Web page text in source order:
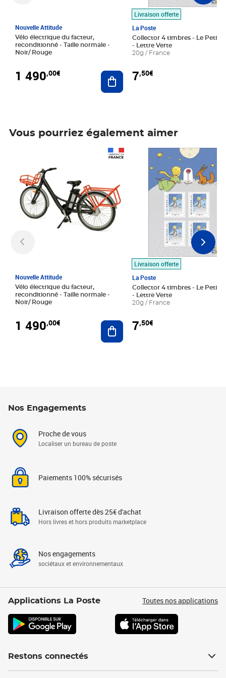
Nouvelle Attitude
Vélo électrique du facteur,
reconditionné - Taille normale -
Noir/ Rouge
1 490,00€ Ajouter au panier
Livraison offerte
La Poste
Collector 4 timbres - Le Petit
- Lettre Verte
20g / France
7,50€
Vous pourriez également aimer
Nouvelle Attitude
Vélo électrique du facteur,
reconditionné - Taille normale -
Noir/ Rouge
1 490,00€ Ajouter au panier
Livraison offerte
La Poste
Collector 4 timbres - Le Petit
- Lettre Verte
20g / France
7,50€
Prix 7,50€
Nos Engagements
Proche de vous
Localiser un bureau de poste
Paiements 100% sécurisés
Livraison offerte dès 25€ d'achat
Hors livres et hors produits marketplace
Nos engagements
sociétaux et environnementaux
Applications La Poste Toutes nos applications
Restons connectés